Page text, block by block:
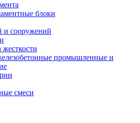
блоки
и сооружений
промышленные и
смеси